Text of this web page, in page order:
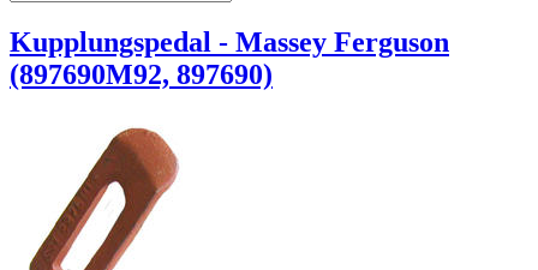
Kupplungspedal - Massey Ferguson
(897690M92, 897690)